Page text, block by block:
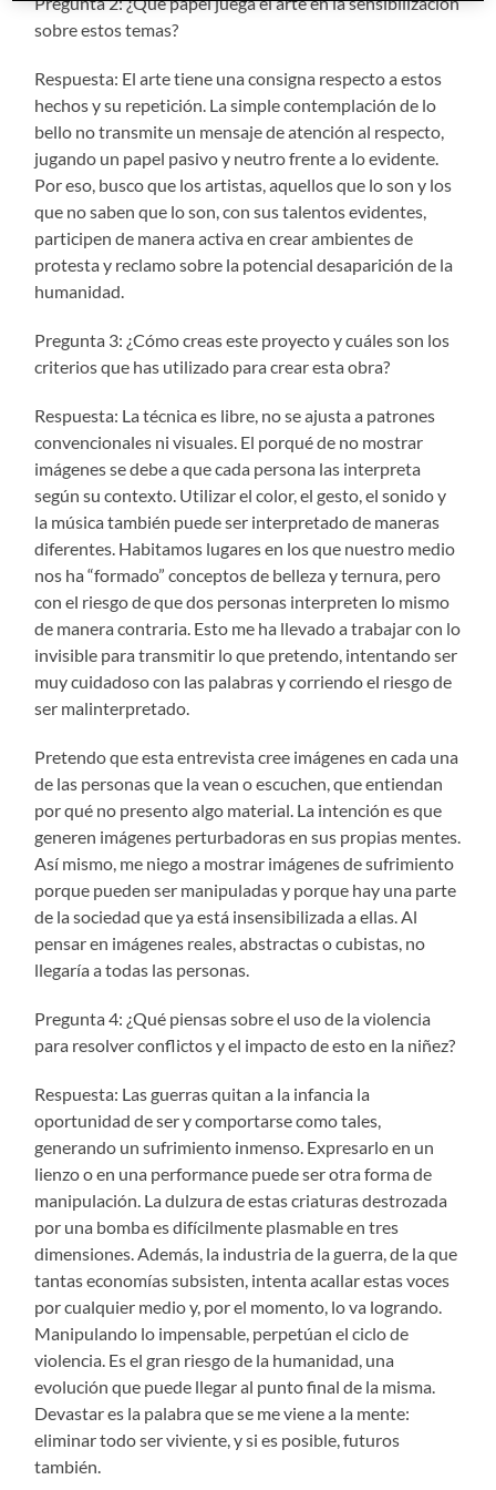
sobre estos temas?
Respuesta: El arte tiene una consigna respecto a estos
hechos y su repetición. La simple contemplación de lo
bello no transmite un mensaje de atención al respecto,
jugando un papel pasivo y neutro frente a lo evidente.
Por eso, busco que los artistas, aquellos que lo son y los
que no saben que lo son, con sus talentos evidentes,
participen de manera activa en crear ambientes de
protesta y reclamo sobre la potencial desaparición de la
humanidad.
Pregunta 3: ¿Cómo creas este proyecto y cuáles son los
criterios que has utilizado para crear esta obra?
Respuesta: La técnica es libre, no se ajusta a patrones
convencionales ni visuales. El porqué de no mostrar
imágenes se debe a que cada persona las interpreta
según su contexto. Utilizar el color, el gesto, el sonido y
la música también puede ser interpretado de maneras
diferentes. Habitamos lugares en los que nuestro medio
nos ha “formado” conceptos de belleza y ternura, pero
con el riesgo de que dos personas interpreten lo mismo
de manera contraria. Esto me ha llevado a trabajar con lo
invisible para transmitir lo que pretendo, intentando ser
muy cuidadoso con las palabras y corriendo el riesgo de
ser malinterpretado.
Pretendo que esta entrevista cree imágenes en cada una
de las personas que la vean o escuchen, que entiendan
por qué no presento algo material. La intención es que
generen imágenes perturbadoras en sus propias mentes.
Así mismo, me niego a mostrar imágenes de sufrimiento
porque pueden ser manipuladas y porque hay una parte
de la sociedad que ya está insensibilizada a ellas. Al
pensar en imágenes reales, abstractas o cubistas, no
llegaría a todas las personas.
Pregunta 4: ¿Qué piensas sobre el uso de la violencia
para resolver conflictos y el impacto de esto en la niñez?
Respuesta: Las guerras quitan a la infancia la
oportunidad de ser y comportarse como tales,
generando un sufrimiento inmenso. Expresarlo en un
lienzo o en una performance puede ser otra forma de
manipulación. La dulzura de estas criaturas destrozada
por una bomba es difícilmente plasmable en tres
dimensiones. Además, la industria de la guerra, de la que
tantas economías subsisten, intenta acallar estas voces
por cualquier medio y, por el momento, lo va logrando.
Manipulando lo impensable, perpetúan el ciclo de
violencia. Es el gran riesgo de la humanidad, una
evolución que puede llegar al punto final de la misma.
Devastar es la palabra que se me viene a la mente:
eliminar todo ser viviente, y si es posible, futuros
también.